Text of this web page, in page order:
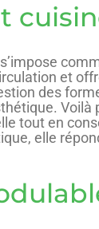
et
des
Voilà
tout en
elle